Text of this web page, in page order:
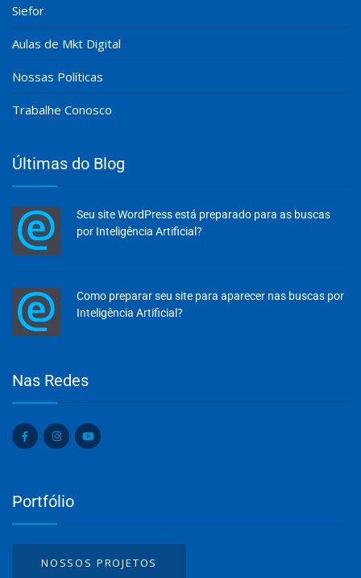
Siefor
Aulas de Mkt Digital
Nossas Políticas
Trabalhe Conosco
Últimas do Blog
Seu site WordPress está preparado para as buscas
por Inteligência Artificial?
Como preparar seu site para aparecer nas buscas por
Inteligência Artificial?
Nas Redes
Portfólio
NOSSOS PROJETOS
Olá, insira seus dados para continuar.
Nome
Número de celular